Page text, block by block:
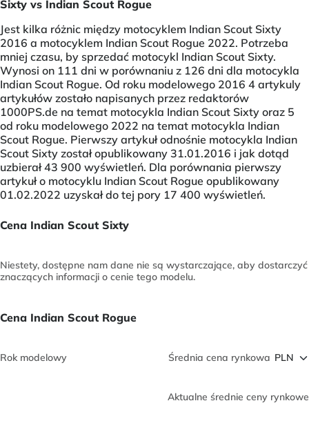
Sixty vs Indian Scout Rogue
Jest kilka różnic między motocyklem Indian Scout Sixty
2016 a motocyklem Indian Scout Rogue 2022. Potrzeba
mniej czasu, by sprzedać motocykl Indian Scout Sixty.
Wynosi on 111 dni w porównaniu z 126 dni dla motocykla
Indian Scout Rogue. Od roku modelowego 2016 4 artykuly
artykułów zostało napisanych przez redaktorów
1000PS.de na temat motocykla Indian Scout Sixty oraz 5
od roku modelowego 2022 na temat motocykla Indian
Scout Rogue. Pierwszy artykuł odnośnie motocykla Indian
Scout Sixty został opublikowany 31.01.2016 i jak dotąd
uzbierał 43 900 wyświetleń. Dla porównania pierwszy
artykuł o motocyklu Indian Scout Rogue opublikowany
01.02.2022 uzyskał do tej pory 17 400 wyświetleń.
Cena Indian Scout Sixty
Niestety, dostępne nam dane nie są wystarczające, aby dostarczyć
znaczących informacji o cenie tego modelu.
Cena Indian Scout Rogue
Rok modelowy Średnia cena rynkowa
Aktualne średnie ceny rynkowe